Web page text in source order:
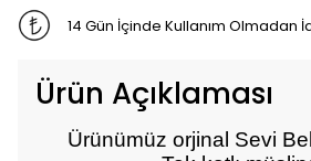
14 Gün İçinde Kullanım Olmadan
Ürün Açıklaması
Ürünümüz orjinal Sevi